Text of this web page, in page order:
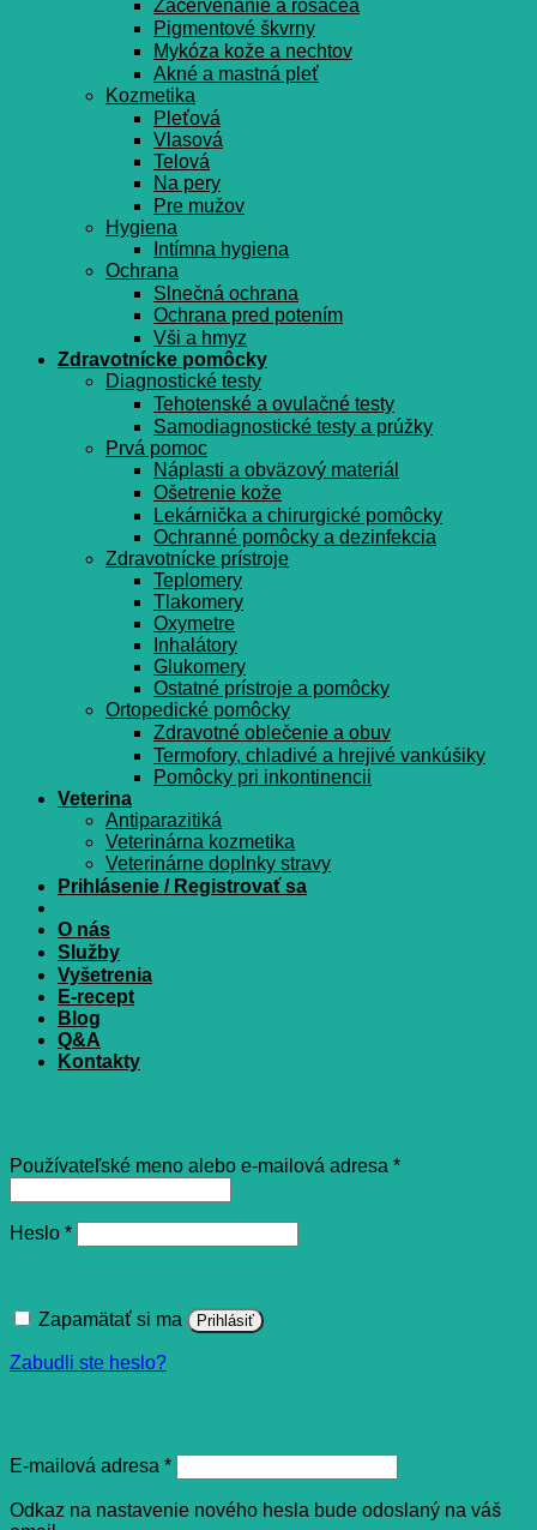
Začervenanie a rosacea
Pigmentové škvrny
Mykóza kože a nechtov
Akné a mastná pleť
Kozmetika
Pleťová
Vlasová
Telová
Na pery
Pre mužov
Hygiena
Intímna hygiena
Ochrana
Slnečná ochrana
Ochrana pred potením
Vši a hmyz
Zdravotnícke pomôcky
Diagnostické testy
Tehotenské a ovulačné testy
Samodiagnostické testy a prúžky
Prvá pomoc
Náplasti a obväzový materiál
Ošetrenie kože
Lekárnička a chirurgické pomôcky
Ochranné pomôcky a dezinfekcia
Zdravotnícke prístroje
Teplomery
Tlakomery
Oxymetre
Inhalátory
Glukomery
Ostatné prístroje a pomôcky
Ortopedické pomôcky
Zdravotné oblečenie a obuv
Termofory, chladivé a hrejivé vankúšiky
Pomôcky pri inkontinencii
Veterina
Antiparazitiká
Veterinárna kozmetika
Veterinárne doplnky stravy
Prihlásenie / Registrovať sa
O nás
Služby
Vyšetrenia
E-recept
Blog
Q&A
Kontakty
Používateľské meno alebo e-mailová adresa *Povinné
Heslo *Povinné
Zapamätať si ma Prihlásiť
Zabudli ste heslo?
E-mailová adresa *Povinné
Odkaz na nastavenie nového hesla bude odoslaný na váš